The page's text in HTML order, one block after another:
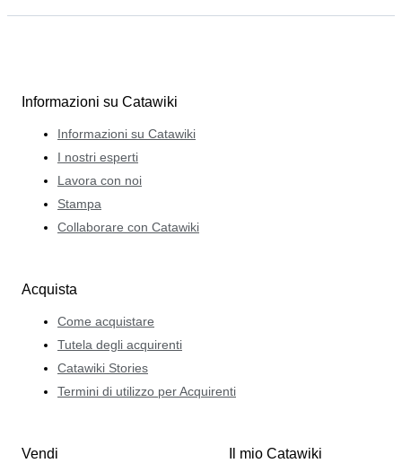
Informazioni su Catawiki
Informazioni su Catawiki
I nostri esperti
Lavora con noi
Stampa
Collaborare con Catawiki
Acquista
Come acquistare
Tutela degli acquirenti
Catawiki Stories
Termini di utilizzo per Acquirenti
Vendi Il mio Catawiki